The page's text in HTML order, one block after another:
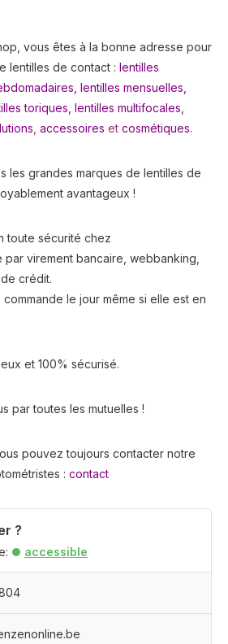
vous êtes à la bonne adresse pour
lentilles de contact : lentilles
lentilles mensuelles
toriques lentilles multifocales
accessoires et cosmétiques.
les grandes marques de lentilles de
avantageux !
toute sécurité chez
virement bancaire, webbanking,
crédit.
le jour même si elle est en
et 100% sécurisé.
par toutes les mutuelles !
pouvez toujours contacter notre
: contact
?
accessible